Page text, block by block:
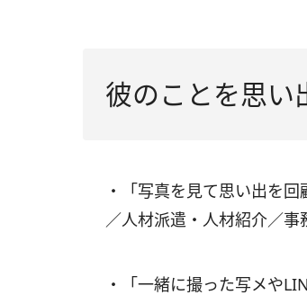
彼のことを思い
・「写真を見て思い出を
／人材派遣・人材紹介／事
・「一緒に撮った写メや